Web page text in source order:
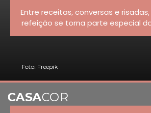
Entre receitas, conversas e
refeição se torna parte especial
Foto: Freepik
CASACOR